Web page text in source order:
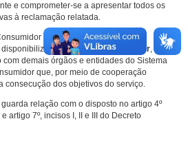
e comprometer-se a apresentar todos os
à reclamação relatada.
do Ministério da Justiça é a
disponibilização doConsumidor.gov.br,
demais órgãos e entidades do Sistema
que, por meio de cooperação
consecução dos objetivos do serviço.
relação com o disposto no artigo 4º
artigo 7º, incisos I, II e III do Decreto